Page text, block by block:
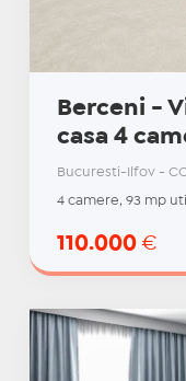
Berceni -
casa 4
Bucuresti-Ilfov -
4 camere, 93 mp
110.000 €